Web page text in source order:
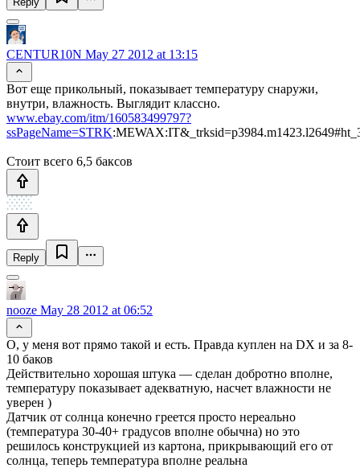
CENTUR10N May 27 2012 at 13:15
Вот еще прикольный, показывает температуру снаружи,
внутри, влажность. Выглядит классно.
www.ebay.com/itm/160583499797?
ssPageName=STRK
Стоит всего 6,5 баксов
Reply
nooze May 28 2012 at 06:52
О, у меня вот прямо такой и есть. Правда куплен на DX и за 8-
10 баков
Действительно хорошая штука — сделан добротно вполне,
температуру показывает адекватную, насчет влажности не
уверен )
Датчик от солнца конечно греется просто нереально
(температура 30-40+ градусов вполне обычна) но это
решилось конструкцией из картона, прикрывающий его от
солнца, теперь температура вполне реальна